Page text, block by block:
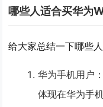
哪些人适合买华为
给大家总结一下哪些
华为手机用户
体现在华为手